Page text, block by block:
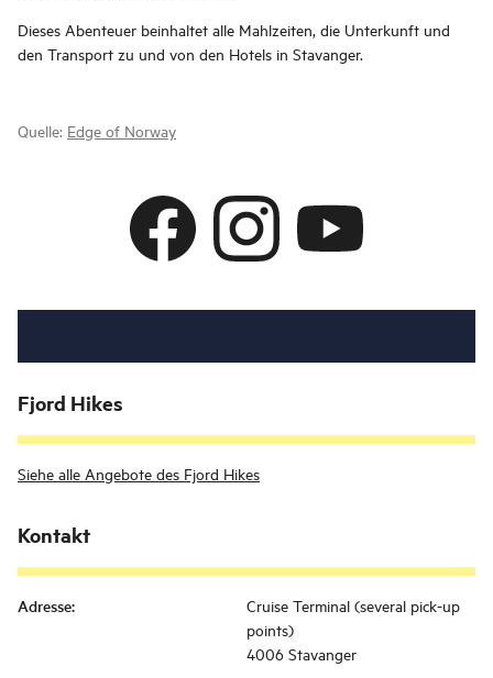
Dieses Abenteuer beinhaltet alle Mahlzeiten, die Unterkunft und
den Transport zu und von den Hotels in Stavanger.
Quelle: Edge of Norway
Fjord Hikes
Siehe alle Angebote des Fjord Hikes
Kontakt
Adresse:
Cruise Terminal (several pick-up
points)
4006 Stavanger